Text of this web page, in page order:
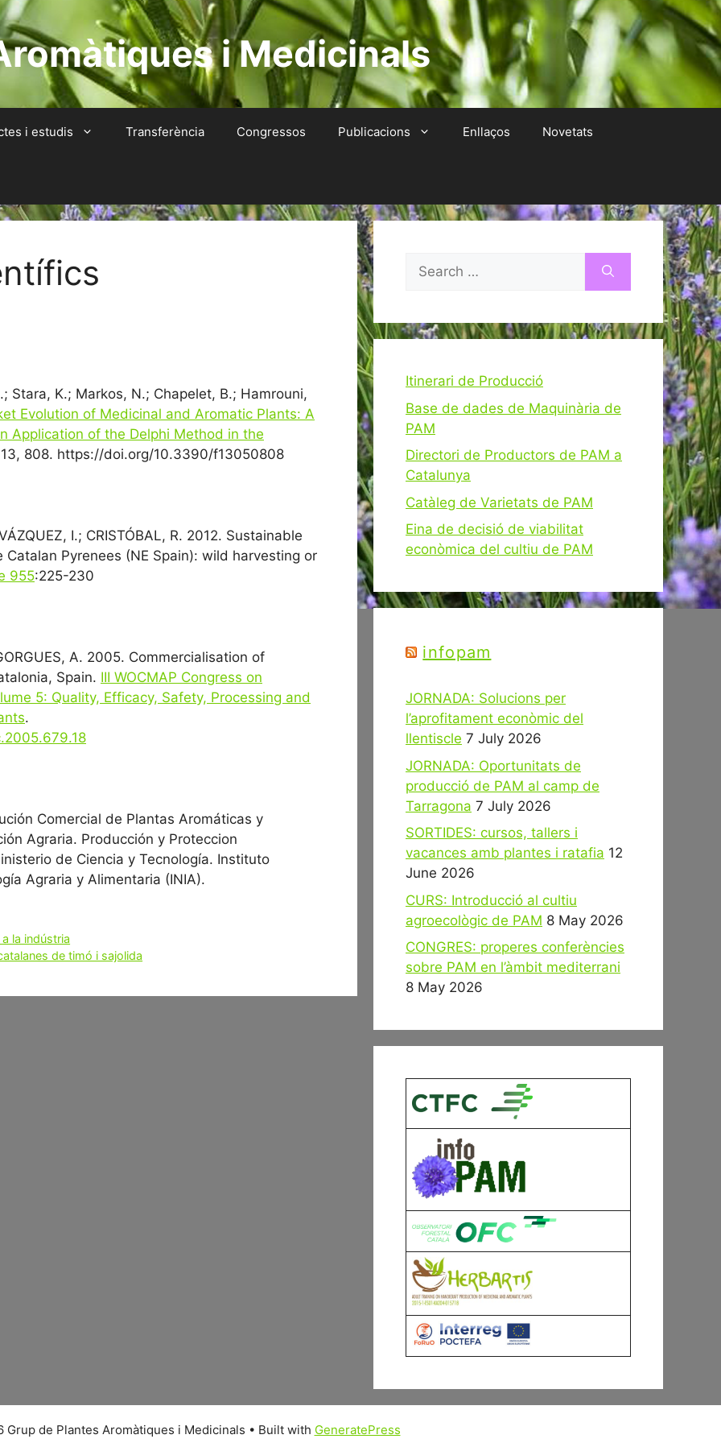
i Medicinals
i estudis Transferència Congressos Publicacions Enllaços Novetats
Stara, K.; Markos, N.; Chapelet, B.; Hamrouni,
Evolution of Medicinal and Aromatic Plants: A
Application of the Delphi Method in the
808. https://doi.org/10.3390/f13050808
I.; CRISTÓBAL, R. 2012. Sustainable
Catalan Pyrenees (NE Spain): wild harvesting or
955:225-230
A. 2005. Commercialisation of
Spain. III WOCMAP Congress on
5: Quality, Efficacy, Safety, Processing and
.
Comercial de Plantas Aromáticas y
Agraria. Producción y Proteccion
de Ciencia y Tecnología. Instituto
Agraria y Alimentaria (INIA).
la indústria
de timó i sajolida
Search
for:
Itinerari de Producció
Base de dades de Maquinària de
PAM
Directori de Productors de PAM a
Catalunya
Catàleg de Varietats de PAM
Eina de decisió de viabilitat
econòmica del cultiu de PAM
infopam
JORNADA: Solucions per
l’aprofitament econòmic del
llentiscle 7 July 2026
JORNADA: Oportunitats de
producció de PAM al camp de
Tarragona 7 July 2026
SORTIDES: cursos, tallers i
vacances amb plantes i ratafia 12
June 2026
CURS: Introducció al cultiu
agroecològic de PAM 8 May 2026
CONGRES: properes conferències
sobre PAM en l’àmbit mediterrani
8 May 2026
Grup de Plantes Aromàtiques i Medicinals • Built with GeneratePress